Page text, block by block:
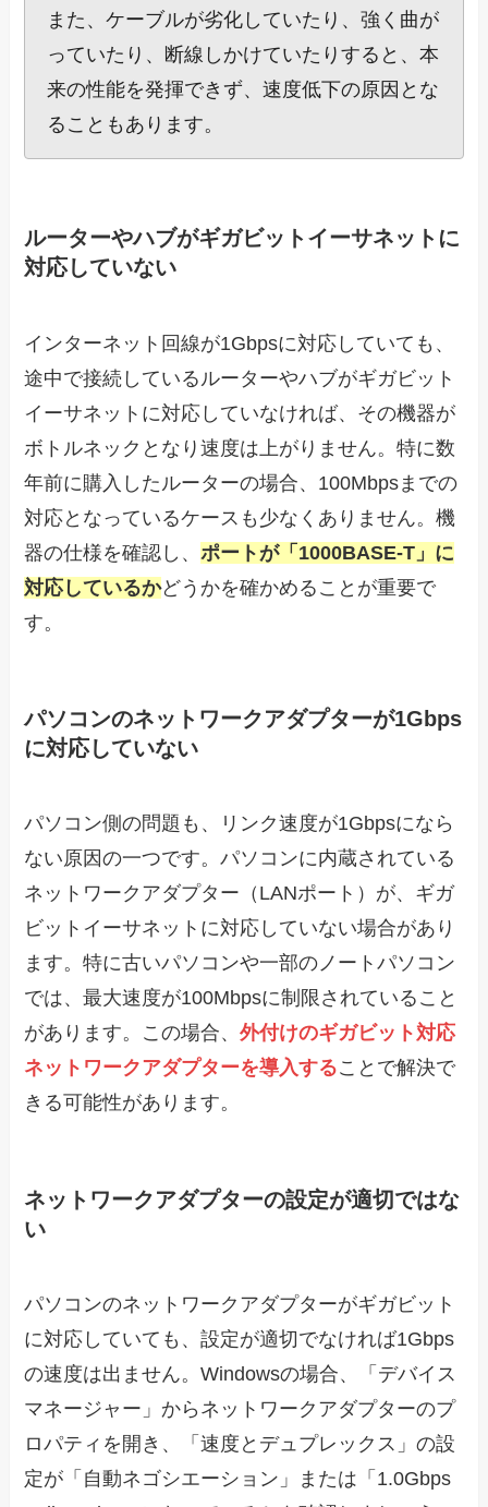
また、ケーブルが劣化していたり、強く曲が
っていたり、断線しかけていたりすると、本
来の性能を発揮できず、速度低下の原因とな
ることもあります。
ルーターやハブがギガビットイーサネットに
対応していない
インターネット回線が1Gbpsに対応していても、
途中で接続しているルーターやハブがギガビット
イーサネットに対応していなければ、その機器が
ボトルネックとなり速度は上がりません。特に数
年前に購入したルーターの場合、100Mbpsまでの
対応となっているケースも少なくありません。機
器の仕様を確認し、ポートが「1000BASE-T」に
対応しているかどうかを確かめることが重要で
す。
パソコンのネットワークアダプターが1Gbps
に対応していない
パソコン側の問題も、リンク速度が1Gbpsになら
ない原因の一つです。パソコンに内蔵されている
ネットワークアダプター（LANポート）が、ギガ
ビットイーサネットに対応していない場合があり
ます。特に古いパソコンや一部のノートパソコン
では、最大速度が100Mbpsに制限されていること
があります。この場合、外付けのギガビット対応
ネットワークアダプターを導入することで解決で
きる可能性があります。
ネットワークアダプターの設定が適切ではな
い
パソコンのネットワークアダプターがギガビット
に対応していても、設定が適切でなければ1Gbps
の速度は出ません。Windowsの場合、「デバイス
マネージャー」からネットワークアダプターのプ
ロパティを開き、「速度とデュプレックス」の設
定が「自動ネゴシエーション」または「1.0Gbps